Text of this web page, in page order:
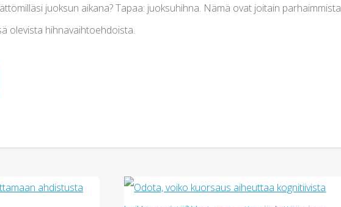
juoksun aikana? Tapaa: juoksuhihna. Nämä ovat joitain parhaimmista
olevista hihnavaihtoehdoista.